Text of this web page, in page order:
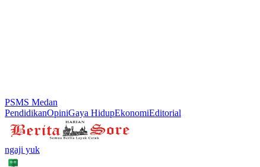
PSMS Medan
PendidikanOpiniGaya HidupEkonomiEditorial
ngaji yuk